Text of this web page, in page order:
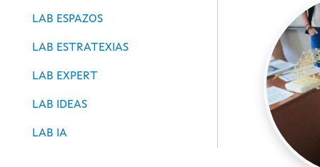
LAB ESPAZOS
LAB ESTRATEXIAS
LAB EXPERT
LAB IDEAS
LAB IA